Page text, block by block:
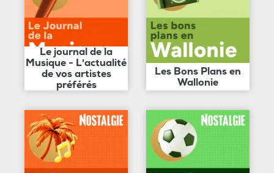
Le journal de la
Musique - L'actualité
de vos artistes
préférés
Les Bons Plans en
Wallonie